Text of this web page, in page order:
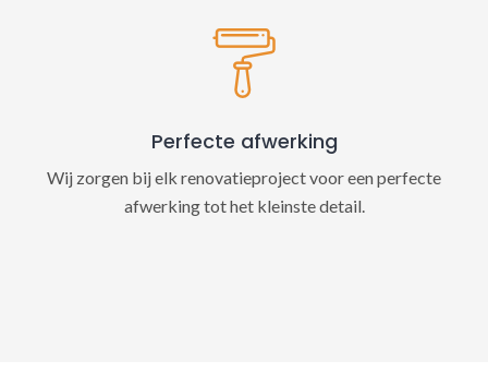
Perfecte afwerking
Wij zorgen bij elk renovatieproject voor een perfecte
afwerking tot het kleinste detail.